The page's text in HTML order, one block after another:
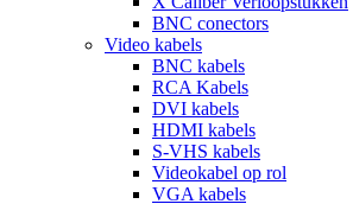
BNC conectors
Video kabels
BNC kabels
RCA Kabels
DVI kabels
HDMI kabels
S-VHS kabels
Videokabel op rol
VGA kabels